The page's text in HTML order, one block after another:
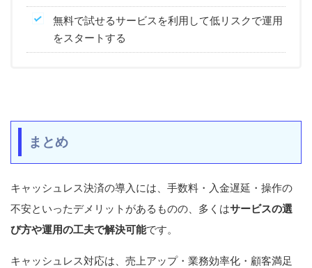
無料で試せるサービスを利用して低リスクで運用
をスタートする
まとめ
キャッシュレス決済の導入には、手数料・入金遅延・操作の
不安といったデメリットがあるものの、多くはサービスの選
び方や運用の工夫で解決可能です。
キャッシュレス対応は、売上アップ・業務効率化・顧客満足